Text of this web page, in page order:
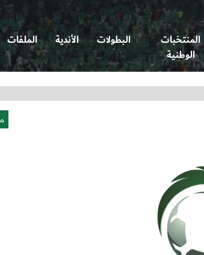
المنتخبات
الوطنية
البطولات الأندية الملفات